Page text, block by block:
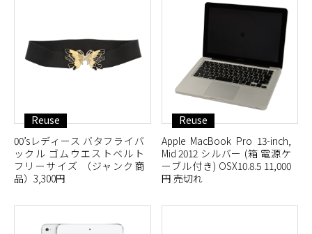
Reuse
00’sレディース バタフライバ
ックル ゴムウエストベルト
フリーサイズ （ジャンク商
品）3,300円
Reuse
Apple MacBook Pro 13-inch,
Mid 2012 シルバー (箱 電源ケ
ーブル付き) OSX10.8.5 11,000
円 売切れ